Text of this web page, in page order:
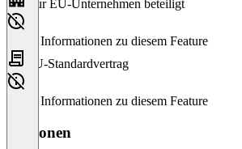
Nur EU-Unternehmen beteiligt
Keine Informationen zu diesem Feature
EU-Standardvertrag
Keine Informationen zu diesem Feature
Versionen